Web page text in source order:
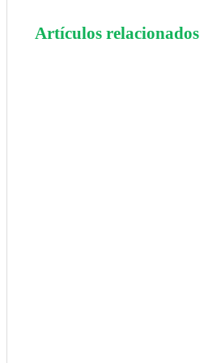
Artículos relacionados